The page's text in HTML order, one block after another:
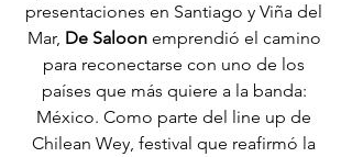
presentaciones en Santiago y Viña del
Mar, De Saloon emprendió el camino
para reconectarse con uno de los
países que más quiere a la banda:
México. Como parte del line up de
Chilean Wey, festival que reafirmó la